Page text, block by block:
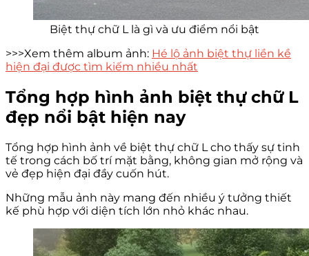
Biệt thự chữ L là gì và ưu điểm nổi bật
>>>Xem thêm album ảnh: Hé lộ ảnh biệt thự liền kề
hiện đại được tìm kiếm nhiều nhất
Tổng hợp hình ảnh biệt thự chữ L
đẹp nổi bật hiện nay
Tổng hợp hình ảnh về biệt thự chữ L cho thấy sự tinh
tế trong cách bố trí mặt bằng, không gian mở rộng và
vẻ đẹp hiện đại đầy cuốn hút.
Những mẫu ảnh này mang đến nhiều ý tưởng thiết
kế phù hợp với diện tích lớn nhỏ khác nhau.